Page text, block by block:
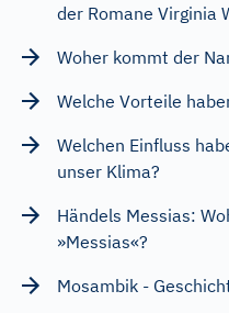
der Romane Virginia
Woher kommt der
Welche Vorteile
Welchen Einfluss
unser Klima?
Händels Messias:
»Messias«?
Mosambik -